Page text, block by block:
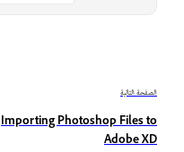
الصفحة التالية
Importing Photoshop Files to
Adobe XD